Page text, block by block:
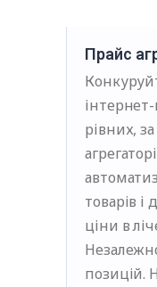
Прайс
рівних,
товарів
ціни в
позицій.